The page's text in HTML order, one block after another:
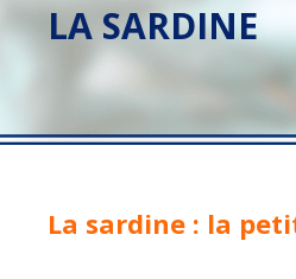
LA SARDINE
La sardine : la